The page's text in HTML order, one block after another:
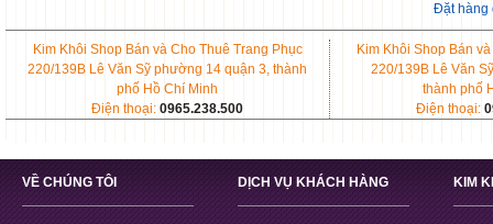
Đặt hàng
Kim Khôi Shop Bán và Cho Thuê Trang Phục
220/139B Lê Văn Sỹ phường 14 quận 3, thành
phố Hồ Chí Minh
Điện thoại: 0965.238.500
Kim Khôi Shop Bán
220/139B Lê Văn
thành phố
Điện thoại:
VỀ CHÚNG TÔI DỊCH VỤ KHÁCH HÀNG KIM